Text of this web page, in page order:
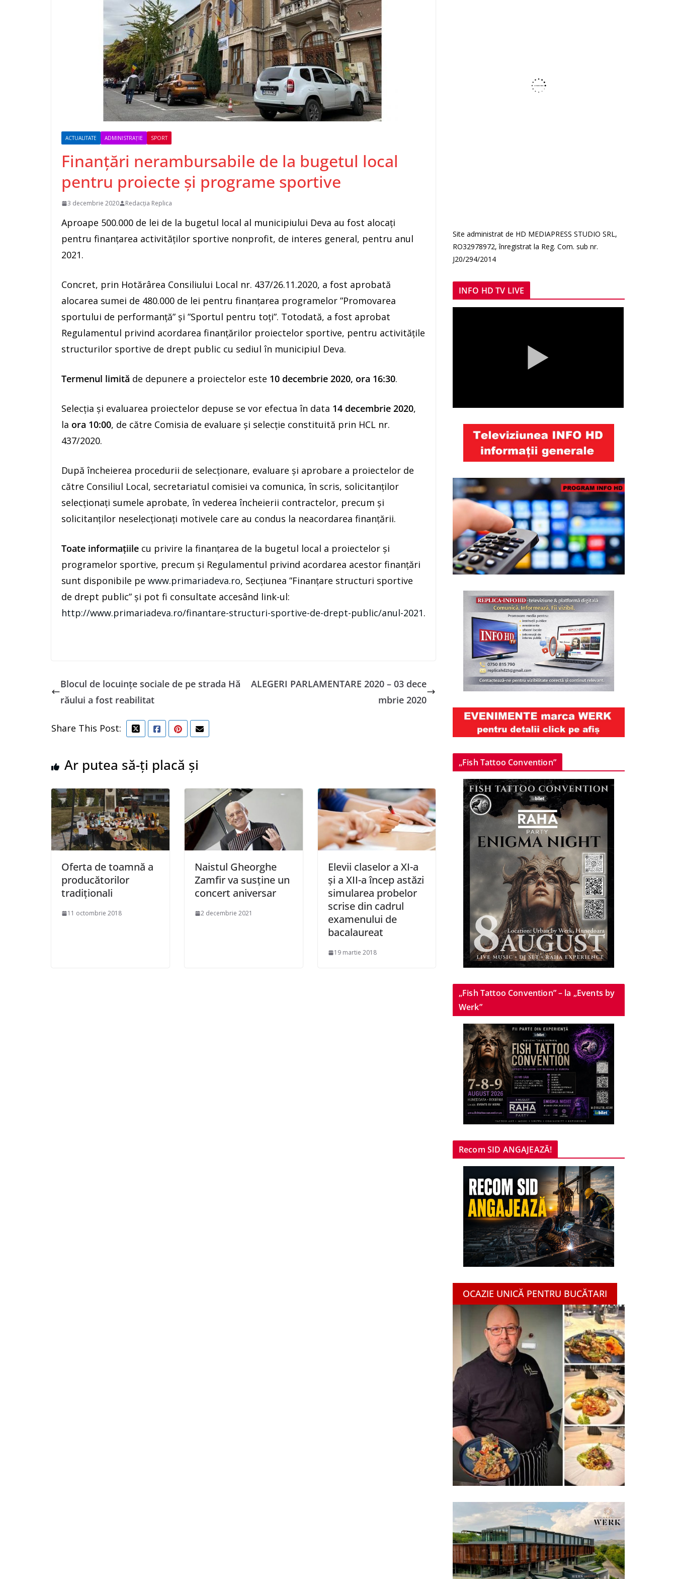
ACTUALITATE ADMINISTRAȚIE SPORT
Finanțări nerambursabile de la bugetul local
pentru proiecte și programe sportive
3 decembrie 2020 Redacția Replica
Aproape 500.000 de lei de la bugetul local al municipiului Deva au fost alocați
pentru finanțarea activităților sportive nonprofit, de interes general, pentru anul
2021.
Concret, prin Hotărârea Consiliului Local nr. 437/26.11.2020, a fost aprobată
alocarea sumei de 480.000 de lei pentru finanțarea programelor ”Promovarea
sportului de performanță” și ”Sportul pentru toți”. Totodată, a fost aprobat
Regulamentul privind acordarea finanțărilor proiectelor sportive, pentru activitățile
structurilor sportive de drept public cu sediul în municipiul Deva.
Termenul limită de depunere a proiectelor este 10 decembrie 2020, ora 16:30.
Selecția și evaluarea proiectelor depuse se vor efectua în data 14 decembrie 2020,
la ora 10:00, de către Comisia de evaluare și selecție constituită prin HCL nr.
437/2020.
După încheierea procedurii de selecționare, evaluare și aprobare a proiectelor de
către Consiliul Local, secretariatul comisiei va comunica, în scris, solicitanților
selecționați sumele aprobate, în vederea încheierii contractelor, precum și
solicitanților neselecționați motivele care au condus la neacordarea finanțării.
Toate informațiile cu privire la finanțarea de la bugetul local a proiectelor și
programelor sportive, precum și Regulamentul privind acordarea acestor finanțări
sunt disponibile pe www.primariadeva.ro, Secțiunea ”Finanțare structuri sportive
de drept public” și pot fi consultate accesând link-ul:
http://www.primariadeva.ro/finantare-structuri-sportive-de-drept-public/anul-2021.
Blocul de locuințe sociale de pe strada Hă
răului a fost reabilitat
ALEGERI PARLAMENTARE 2020 – 03 dece
mbrie 2020
Share This Post:
Ar putea să-ți placă și
Oferta de toamnă a
producătorilor
tradiționali
11 octombrie 2018
Naistul Gheorghe
Zamfir va susține un
concert aniversar
2 decembrie 2021
Elevii claselor a XI-a
şi a XII-a încep astăzi
simularea probelor
scrise din cadrul
examenului de
bacalaureat
19 martie 2018
Site administrat de HD MEDIAPRESS STUDIO SRL,
RO32978972, înregistrat la Reg. Com. sub nr.
J20/294/2014
INFO HD TV LIVE
„Fish Tattoo Convention”
„Fish Tattoo Convention” – la „Events by
Werk”
Recom SID ANGAJEAZĂ!
OCAZIE UNICĂ PENTRU BUCĂTARI